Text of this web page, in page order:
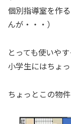
個別指導室を作
んが・・・）
とっても使いや
小学生にはちょ
ちょっとこの物